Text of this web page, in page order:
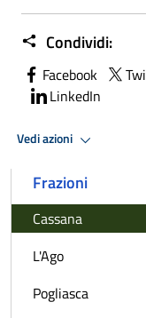
Condividi:
Facebook
LinkedIn
Vedi azioni
Frazioni
Cassana
L'Ago
Pogliasca